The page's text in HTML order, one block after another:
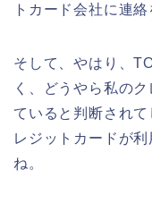
トカード会社に連
そして、やはり、
く、どうやら私の
ていると判断され
レジットカードが
ね。